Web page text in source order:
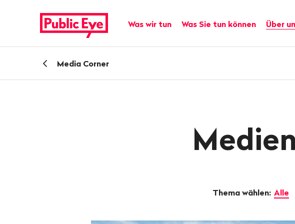
publiceye.ch
Hauptnavigation
Was wir tun Was Sie tun können Über
ZurückMedia Corner
Thema wählen: Alle